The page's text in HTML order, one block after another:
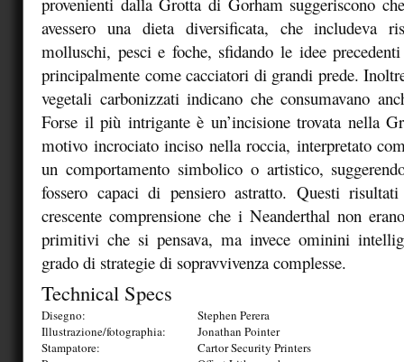
avessero una dieta diversificata, che includeva
molluschi, pesci e foche, sfidando le idee
principalmente come cacciatori di grandi prede.
vegetali carbonizzati indicano che consumavano
Forse il più intrigante è un’incisione trovata nella
motivo incrociato inciso nella roccia, interpretato
un comportamento simbolico o artistico,
fossero capaci di pensiero astratto. Questi
crescente comprensione che i Neanderthal non
primitivi che si pensava, ma invece ominini
grado di strategie di sopravvivenza complesse.
Technical Specs
Disegno:
Stephen Perera
Illustrazione/fotographia:
Jonathan Pointer
Stampatore:
Cartor Security Printers